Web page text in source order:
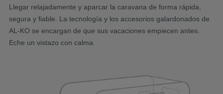
Llegar relajadamente y aparcar la caravana de forma rápida,
segura y fiable. La tecnología y los accesorios galardonados de
AL-KO se encargan de que sus vacaciones empiecen antes.
Eche un vistazo con calma.